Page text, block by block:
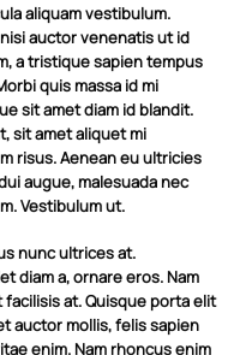
aliquam vestibulum.
auctor venenatis ut id
a tristique sapien tempus
quis massa id mi
sit amet diam id blandit.
sit amet aliquet mi
risus. Aenean eu ultricies
augue, malesuada nec
Vestibulum ut.
nunc ultrices at.
diam a, ornare eros. Nam
at. Quisque porta elit
auctor mollis, felis sapien
enim. Nam rhoncus enim